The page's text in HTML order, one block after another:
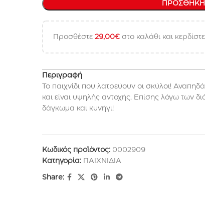
ΠΡΟΣΘΉΚΗ
Προσθέστε 29,00€ στο καλάθι και
Περιγραφή
Το παιχνίδι που λατρεύουν οι σκύλοι!
και είναι υψηλής αντοχής. Επίσης λόγω των
δάγκωμα και κυνήγι!
Κωδικός προϊόντος: 0002909
Κατηγορία:
ΠΑΙΧΝΙΔΙΑ
Share: